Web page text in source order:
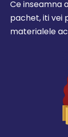
Ce inseamna
pachet, iti vei
materialele